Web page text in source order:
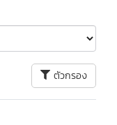
ตัวกรอง